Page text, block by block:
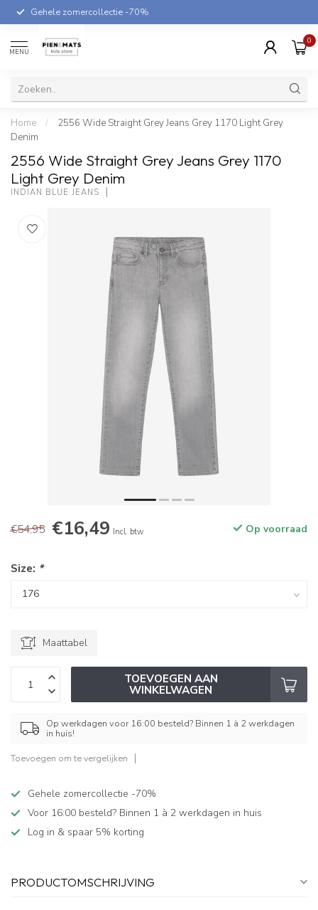
Gehele zomercollectie -70%
MENU
0
Home /
2556 Wide Straight Grey Jeans Grey 1170 Light Grey
Denim
2556 Wide Straight Grey Jeans Grey 1170
Light Grey Denim
INDIAN BLUE JEANS
€54,95 €16,49 Incl. btw Op voorraad
Size: *
Maattabel
TOEVOEGEN AAN
WINKELWAGEN
Op werkdagen voor 16:00 besteld? Binnen 1 à 2 werkdagen
in huis!
Toevoegen om te vergelijken
Gehele zomercollectie -70%
Voor 16:00 besteld? Binnen 1 à 2 werkdagen in huis
Log in & spaar 5% korting
PRODUCTOMSCHRIJVING